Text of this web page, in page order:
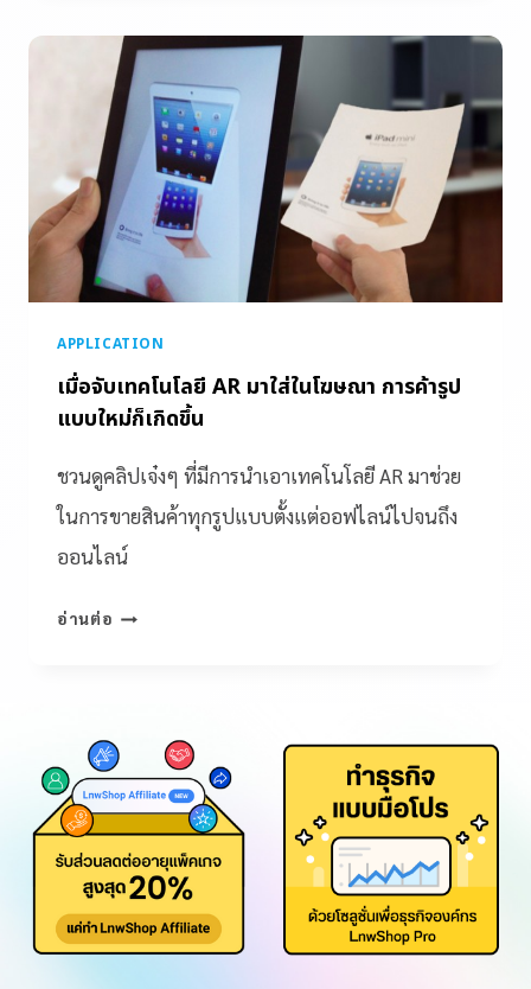
APPLICATION
เมื่อจับเทคโนโลยี AR มาใส่ในโฆษณา การค้ารูป
แบบใหม่ก็เกิดขึ้น
ชวนดูคลิปเจ๋งๆ ที่มีการนำเอาเทคโนโลยี AR มาช่วย
ในการขายสินค้าทุกรูปแบบตั้งแต่ออฟไลน์ไปจนถึง
ออนไลน์
อ่านต่อ